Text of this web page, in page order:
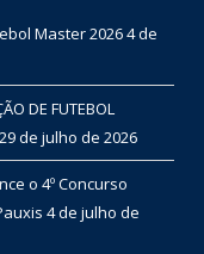
Master 20264 de
DE FUTEBOL
29 de julho de 2026
o 4º Concurso
4 de julho de